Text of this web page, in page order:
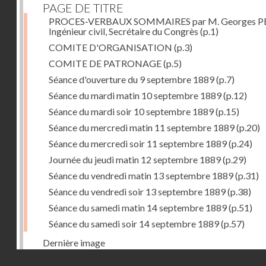
PAGE DE TITRE
PROCES-VERBAUX SOMMAIRES par M. Georges
Ingénieur civil, Secrétaire du Congrès (p.1)
COMITE D'ORGANISATION (p.3)
COMITE DE PATRONAGE(p.5)
Séance d'ouverture du 9 septembre 1889(p.7)
Séance du mardi matin 10 septembre 1889(p.12)
Séance du mardi soir 10 septembre 1889(p.15)
Séance du mercredi matin 11 septembre 1889(p.20)
Séance du mercredi soir 11 septembre 1889(p.24)
Journée du jeudi matin 12 septembre 1889(p.29)
Séance du vendredi matin 13 septembre 1889(p.31)
Séance du vendredi soir 13 septembre 1889(p.38)
Séance du samedi matin 14 septembre 1889(p.51)
Séance du samedi soir 14 septembre 1889(p.57)
Dernière image